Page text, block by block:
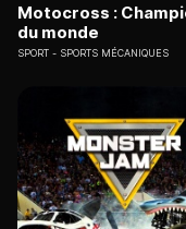
Motocross :
du monde
SPORT SPORTS MÉCANIQUES